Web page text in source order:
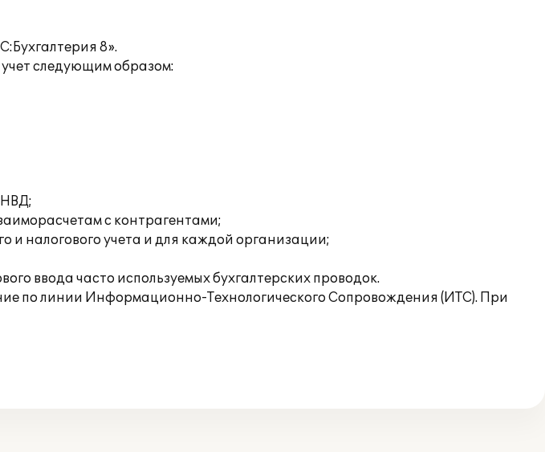
8».
следующим образом:
с контрагентами;
налогового учета и для каждой организации;
ввода часто используемых бухгалтерских проводок.
по линии Информационно-Технологического Сопровождения (ИТС). При